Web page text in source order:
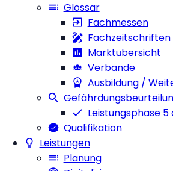
Glossar
Fachmessen
Fachzeitschriften
Marktübersicht
Verbände
Ausbildung /
Leistungsphase 5
Qualifikation
Leistungen
Planung